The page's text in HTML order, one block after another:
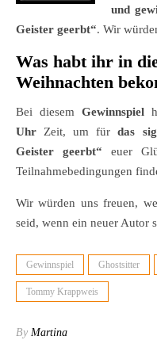
und
Geister geerbt“. Wir
Was habt ihr in
Weihnachten
Bei diesemGewinnspiel
Uhr Zeit, um fürdas
Geister geerbt“ euer
Teilnahmebedingungen
Wir würden uns freuen,
seid, wenn ein neuer
Gewinnspiel Ghostsitter
Tommy Krappweis
By Martina